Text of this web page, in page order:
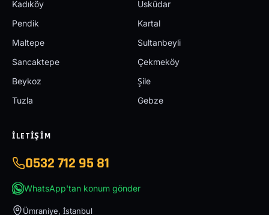
Kadıköy
Üsküdar
Pendik
Kartal
Maltepe
Sultanbeyli
Sancaktepe
Çekmeköy
Beykoz
Şile
Tuzla
Gebze
İLETIŞIM
0532 712 95 81
WhatsApp'tan konum gönder
Ümraniye, İstanbul